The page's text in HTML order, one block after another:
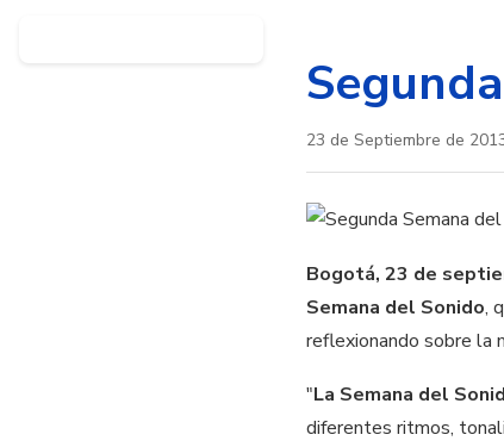
23 de Septiembre de
Bogotá, 23 de
Semana del Sonido,
reflexionando sobre la
"La Semana del
diferentes ritmos,